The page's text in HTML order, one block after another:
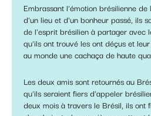
Embrassant l'émotion brésilienne
d'un lieu et d'un bonheur passé, ils
de l'esprit brésilien à partager avec
qu'ils ont trouvé les ont déçus et
au monde une cachaça de haute
Les deux amis sont retournés au
qu'ils seraient fiers d'appeler
deux mois à travers le Brésil, ils ont